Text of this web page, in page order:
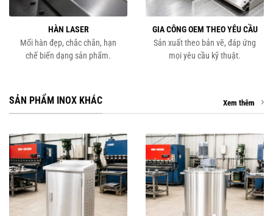
HÀN LASER
Mối hàn đẹp, chắc chắn, hạn
chế biến dạng sản phẩm.
GIA CÔNG OEM THEO YÊU CẦU
Sản xuất theo bản vẽ, đáp ứng
mọi yêu cầu kỹ thuật.
SẢN PHẨM INOX KHÁC Xem thêm